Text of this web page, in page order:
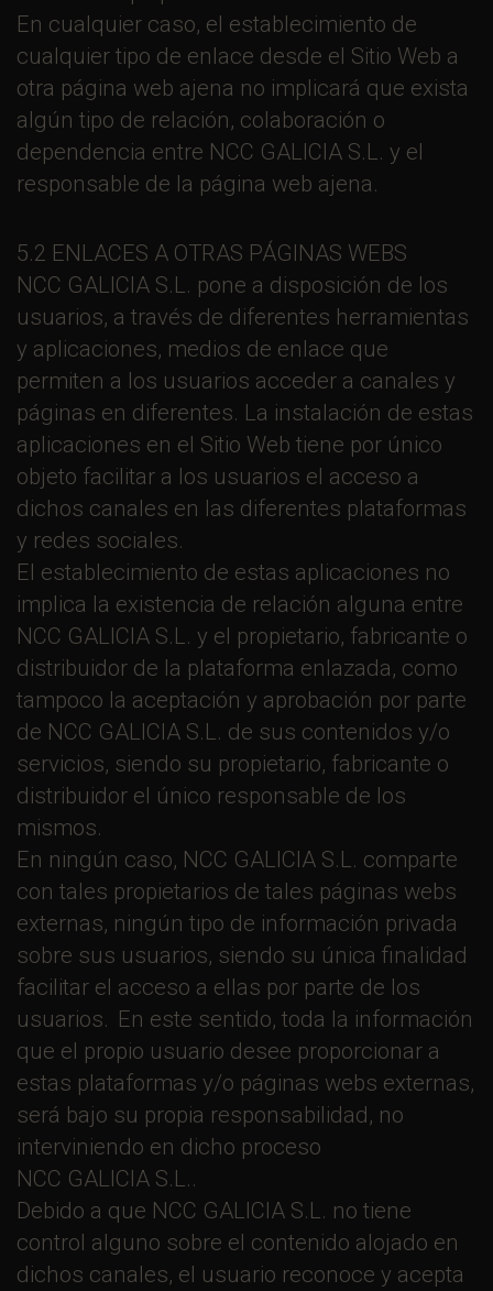
En cualquier caso, el establecimiento de
cualquier tipo de enlace desde el Sitio Web a
otra página web ajena no implicará que exista
algún tipo de relación, colaboración o
dependencia entre NCC GALICIA S.L. y el
responsable de la página web ajena.
5.2 ENLACES A OTRAS PÁGINAS WEBS
NCC GALICIA S.L. pone a disposición de los
usuarios, a través de diferentes herramientas
y aplicaciones, medios de enlace que
permiten a los usuarios acceder a canales y
páginas en diferentes. La instalación de estas
aplicaciones en el Sitio Web tiene por único
objeto facilitar a los usuarios el acceso a
dichos canales en las diferentes plataformas
y redes sociales.
El establecimiento de estas aplicaciones no
implica la existencia de relación alguna entre
NCC GALICIA S.L. y el propietario, fabricante o
distribuidor de la plataforma enlazada, como
tampoco la aceptación y aprobación por parte
de NCC GALICIA S.L. de sus contenidos y/o
servicios, siendo su propietario, fabricante o
distribuidor el único responsable de los
mismos.
En ningún caso, NCC GALICIA S.L. comparte
con tales propietarios de tales páginas webs
externas, ningún tipo de información privada
sobre sus usuarios, siendo su única finalidad
facilitar el acceso a ellas por parte de los
usuarios. En este sentido, toda la información
que el propio usuario desee proporcionar a
estas plataformas y/o páginas webs externas,
será bajo su propia responsabilidad, no
interviniendo en dicho proceso
NCC GALICIA S.L..
Debido a que NCC GALICIA S.L. no tiene
control alguno sobre el contenido alojado en
dichos canales, el usuario reconoce y acepta